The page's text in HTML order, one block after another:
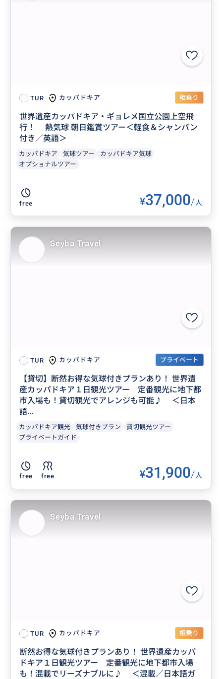
TUR カッパドキア 相乗り
世界遺産カッパドキア・ギョレメ国立公園上空飛
行！ 熱気球 朝日鑑賞ツアー＜軽食＆シャンパン
付き／英語＞
カッパドキア 気球ツアー
カッパドキア気球
オプショナルツアー
free ¥37,000/人
TUR カッパドキア プライベート
【貸切】断然お得な気球付きプランあり！ 世界遺
産カッパドキア１日観光ツアー 定番観光に地下都
市入場も！貸切観光でアレンジも可能♪ ＜日本
語...
カッパドキア観光 気球付きプラン
貸切観光ツアー
プライベートガイド
free free ¥31,900/人
Seyba Travel
TUR カッパドキア 相乗り
断然お得な気球付きプランあり！ 世界遺産カッパ
ドキア１日観光ツアー 定番観光に地下都市入場
も！混載でリーズナブルに♪ ＜混載／日本語ガ
Seyba Travel